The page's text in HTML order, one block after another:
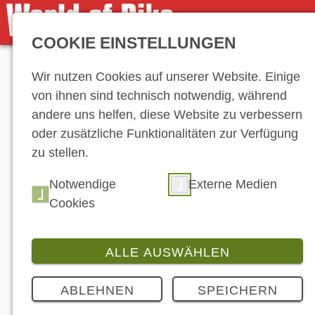
Hersteller-
COOKIE EINSTELLUNGEN
Wir nutzen Cookies auf unserer Website. Einige
von ihnen sind technisch notwendig, während
andere uns helfen, diese Website zu verbessern
oder zusätzliche Funktionalitäten zur Verfügung
zu stellen.
Notwendige
Cookies
Externe Medien
ALLE AUSWÄHLEN
ABLEHNEN SPEICHERN